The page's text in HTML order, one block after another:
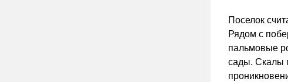
Поселок
Рядом с
пальмовые
сады. Скалы